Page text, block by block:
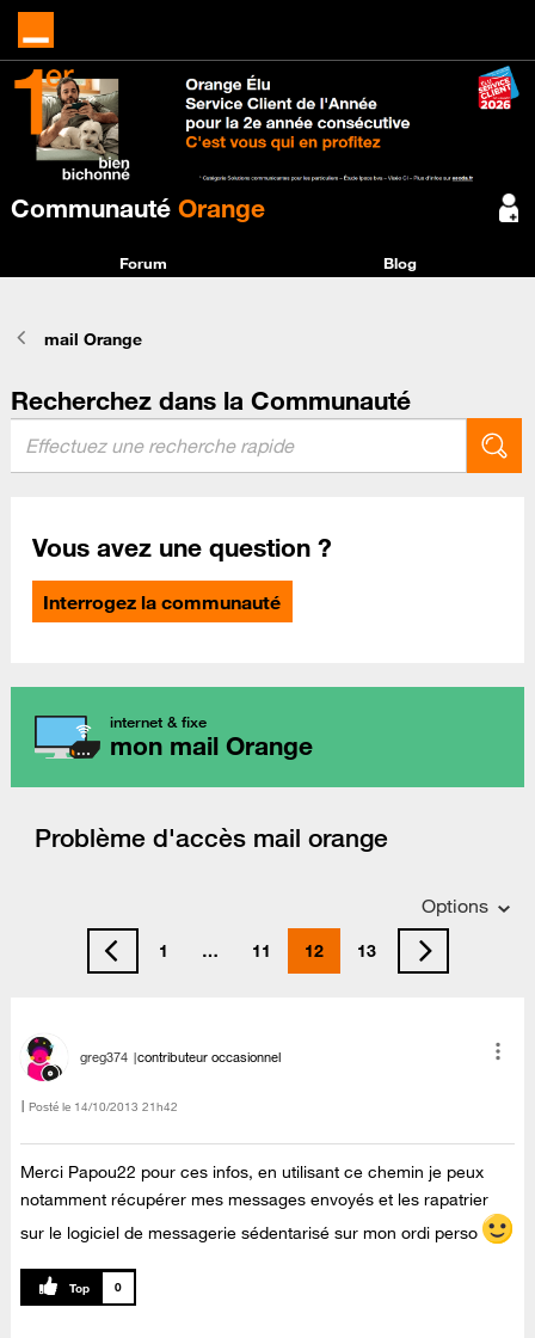
Communauté Orange
Forum Blog
mail Orange
Recherchez dans la Communauté
Vous avez une question ?
Interrogez la communauté
internet & fixe
mon mail Orange
Problème d'accès mail orange
Options
1 … 11 12 13
greg374 contributeur occasionnel
Posté le ‎14/10/2013 21h42
Merci Papou22 pour ces infos, en utilisant ce chemin je peux
notamment récupérer mes messages envoyés et les rapatrier
sur le logiciel de messagerie sédentarisé sur mon ordi perso
0